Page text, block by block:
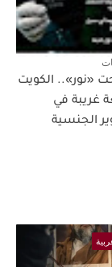
«نور».. الكويت
غريبة في
الجنسية